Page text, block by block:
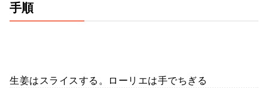
手順
生姜はスライスする。ローリエは手でちぎる